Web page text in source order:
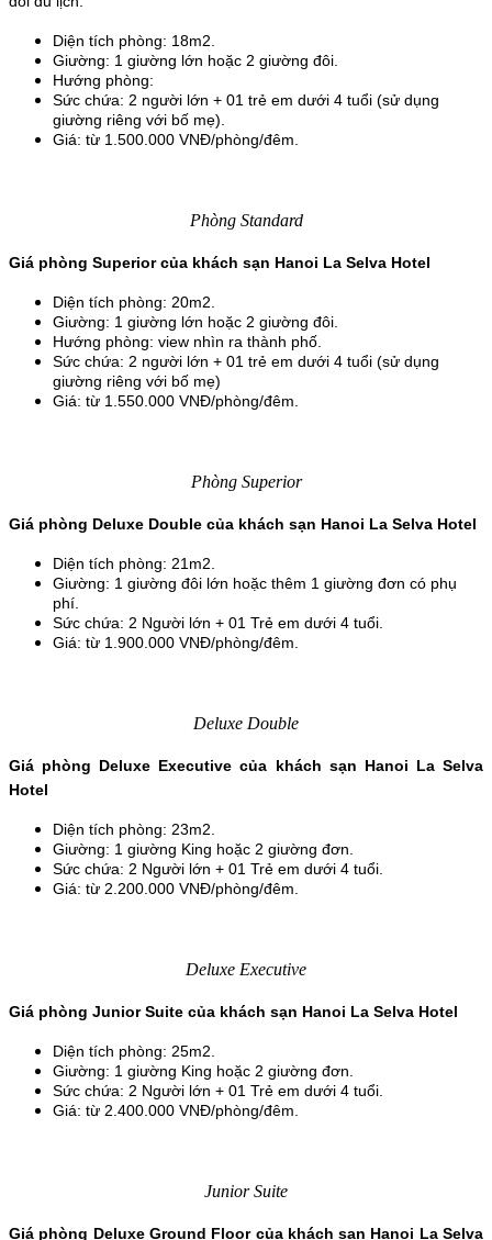
Diện tích phòng: 18m2.
Giường: 1 giường lớn hoặc 2 giường đôi.
Hướng phòng:
Sức chứa: 2 người lớn + 01 trẻ em dưới 4 tuổi (sử dụng
giường riêng với bố mẹ).
Giá: từ 1.500.000 VNĐ/phòng/đêm.
Phòng Standard
Giá phòng Superior của khách sạn Hanoi La Selva Hotel
Diện tích phòng: 20m2.
Giường: 1 giường lớn hoặc 2 giường đôi.
Hướng phòng: view nhìn ra thành phố.
Sức chứa: 2 người lớn + 01 trẻ em dưới 4 tuổi (sử dụng
giường riêng với bố mẹ)
Giá: từ 1.550.000 VNĐ/phòng/đêm.
Phòng Superior
Giá phòng Deluxe Double của khách sạn Hanoi La Selva Hotel
Diện tích phòng: 21m2.
Giường: 1 giường đôi lớn hoặc thêm 1 giường đơn có phụ
phí.
Sức chứa: 2 Người lớn + 01 Trẻ em dưới 4 tuổi.
Giá: từ 1.900.000 VNĐ/phòng/đêm.
Deluxe Double
Giá phòng Deluxe Executive của khách sạn Hanoi La Selva
Hotel
Diện tích phòng: 23m2.
Giường: 1 giường King hoặc 2 giường đơn.
Sức chứa: 2 Người lớn + 01 Trẻ em dưới 4 tuổi.
Giá: từ 2.200.000 VNĐ/phòng/đêm.
Deluxe Executive
Giá phòng Junior Suite của khách sạn Hanoi La Selva Hotel
Diện tích phòng: 25m2.
Giường: 1 giường King hoặc 2 giường đơn.
Sức chứa: 2 Người lớn + 01 Trẻ em dưới 4 tuổi.
Giá: từ 2.400.000 VNĐ/phòng/đêm.
Junior Suite
Giá phòng Deluxe Ground Floor của khách sạn Hanoi La Selva